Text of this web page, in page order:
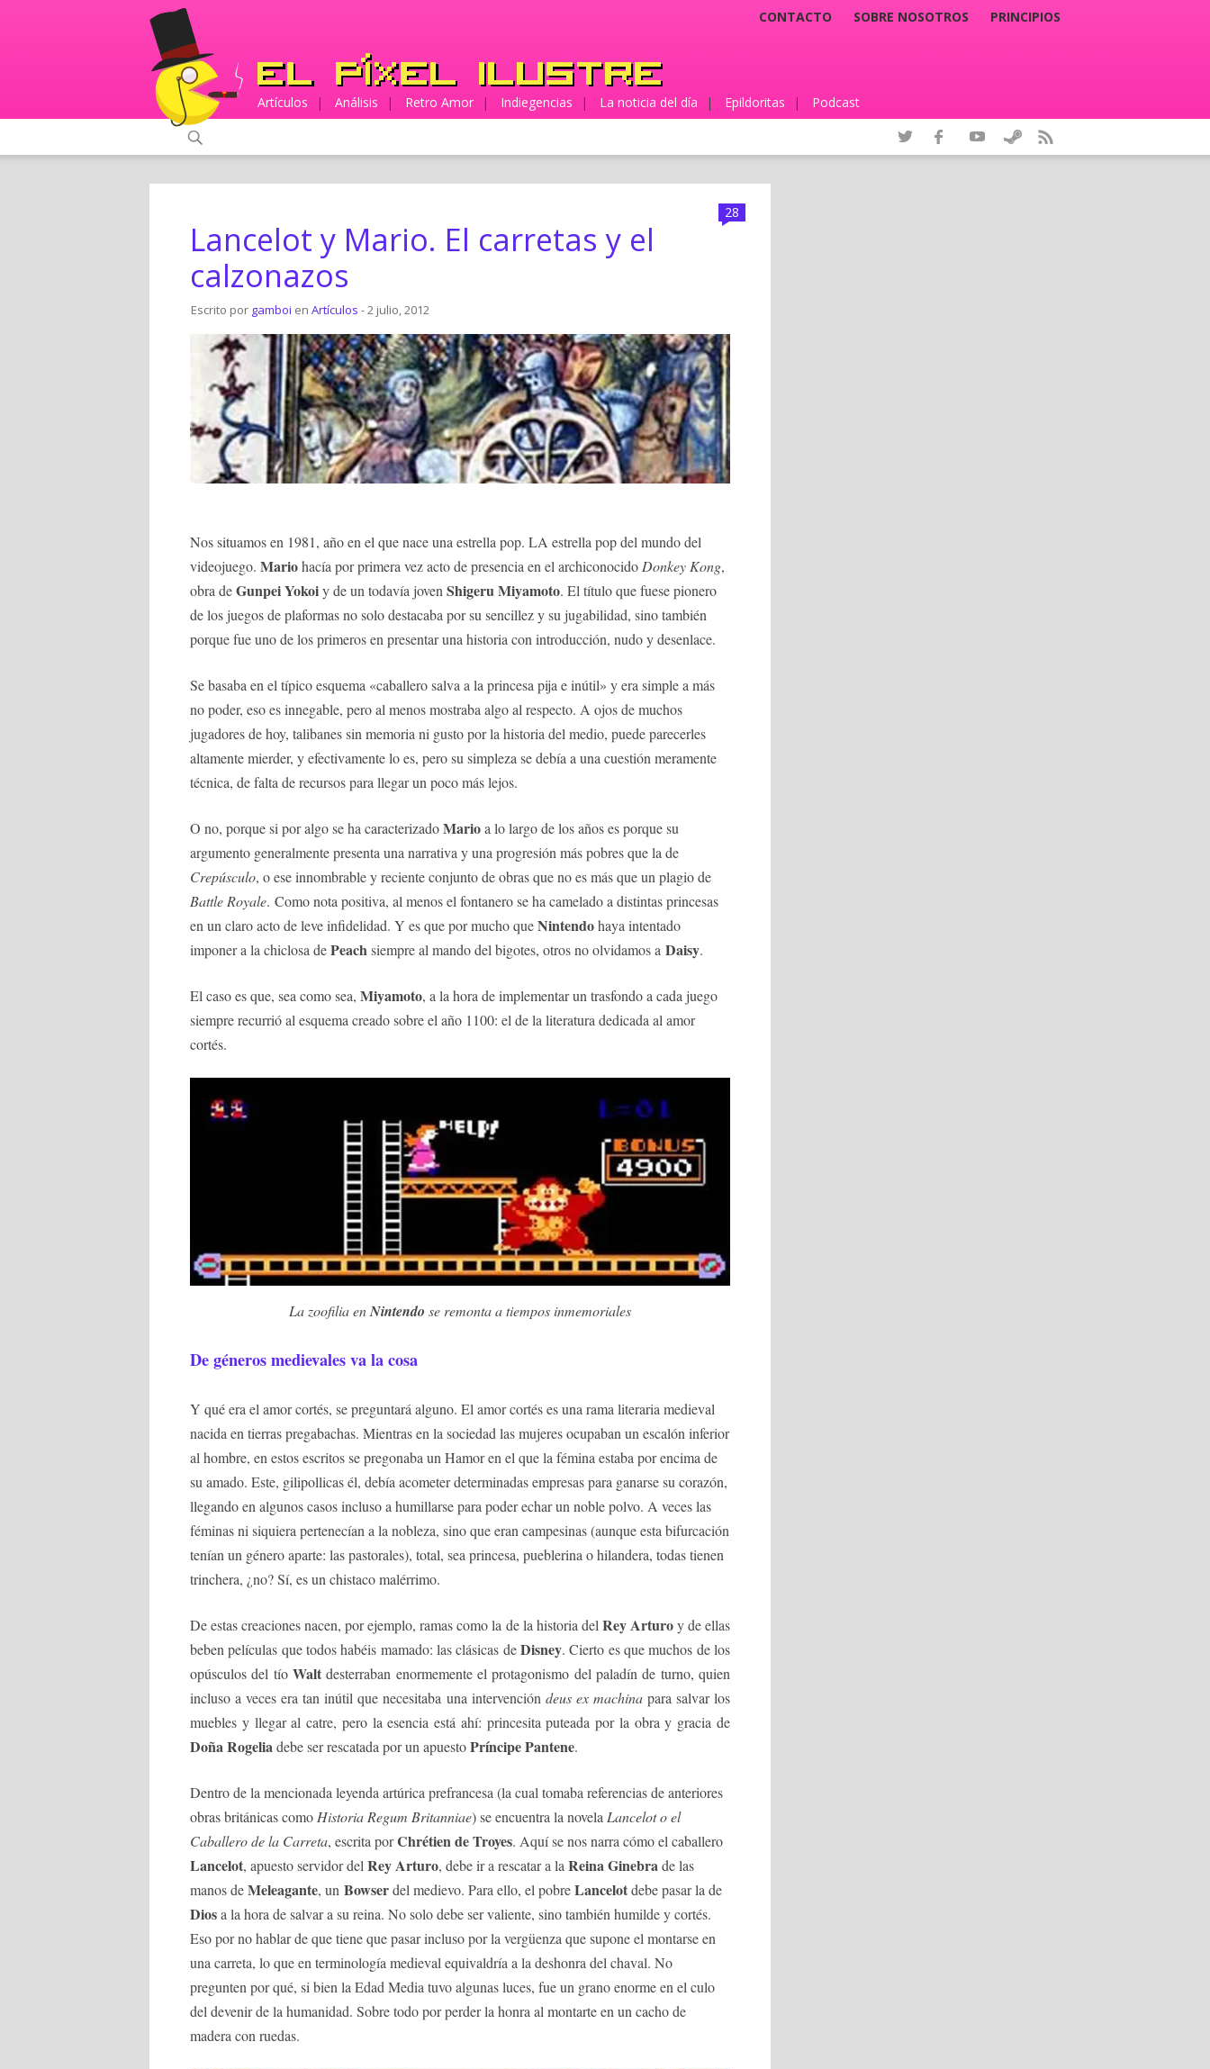
CONTACTO SOBRE NOSOTROS PRINCIPIOS
Artículos | Análisis | Retro Amor | Indiegencias | La noticia del día | Epildoritas | Podcast
28
Lancelot y Mario. El carretas y el
calzonazos
Escrito por gamboi en Artículos - 2 julio, 2012
Nos situamos en 1981, año en el que nace una estrella pop. LA estrella pop del mundo del
videojuego. Mariohacía por primera vez acto de presencia en el archiconocido Donkey Kong,
obra deGunpei Yokoiy de un todavía joven Shigeru Miyamoto. El título que fuese pionero
de los juegos de plaformas no solo destacaba por su sencillez y su jugabilidad, sino también
porque fue uno de los primeros en presentar una historia con introducción, nudo y desenlace.
Se basaba en el típico esquema «caballero salva a la princesa pija e inútil» y era simple a más
no poder, eso es innegable, pero al menos mostraba algo al respecto. A ojos de muchos
jugadores de hoy, talibanes sin memoria ni gusto por la historia del medio, puede parecerles
altamente mierder, y efectivamente lo es, pero su simpleza se debía a una cuestión meramente
técnica, de falta de recursos para llegar un poco más lejos.
O no, porque si por algo se ha caracterizadoMarioa lo largo de los años es porque su
argumento generalmente presenta una narrativa y una progresión más pobres que la de
Crepúsculo, o ese innombrable y reciente conjunto de obras que no es más que un plagio de
Battle Royale. Como nota positiva, al menos el fontanero se ha camelado a distintas princesas
en un claro acto de leve infidelidad. Y es que por mucho queNintendohaya intentado
imponer a la chiclosa dePeachsiempre al mando del bigotes, otros no olvidamos a Daisy.
El caso es que, sea como sea, Miyamoto, a la hora de implementar un trasfondo a cada juego
siempre recurrió al esquema creado sobre el año 1100: el de la literatura dedicada al amor
cortés.
La zoofilia enNintendo se remonta a tiempos inmemoriales
De géneros medievales va la cosa
Y qué era el amor cortés, se preguntará alguno. El amor cortés es una rama literaria medieval
nacida en tierras pregabachas. Mientras en la sociedad las mujeres ocupaban un escalón inferior
al hombre, en estos escritos se pregonaba un Hamor en el que la fémina estaba por encima de
su amado. Este, gilipollicas él, debía acometer determinadas empresas para ganarse su corazón,
llegando en algunos casos incluso a humillarse para poder echar un noble polvo. A veces las
féminas ni siquiera pertenecían a la nobleza, sino que eran campesinas (aunque esta bifurcación
tenían un género aparte: las pastorales), total, sea princesa, pueblerina o hilandera, todas tienen
trinchera, ¿no? Sí, es un chistaco malérrimo.
De estas creaciones nacen, por ejemplo, ramas como la de la historia del Rey Arturoy de ellas
beben películas que todos habéis mamado: las clásicas deDisney. Cierto es que muchos de los
opúsculos del tío Walt desterraban enormemente el protagonismo del paladín de turno, quien
incluso a veces era tan inútil que necesitaba una intervención deus ex machinapara salvar los
muebles y llegar al catre, pero la esencia está ahí: princesita puteada por la obra y gracia de
Doña Rogeliadebe ser rescatada por un apuestoPríncipe Pantene.
Dentro de la mencionada leyenda artúrica prefrancesa (la cual tomaba referencias de anteriores
obras británicas como Historia Regum Britanniae) se encuentra la novela Lancelot o el
Caballero de la Carreta, escrita porChrétien de Troyes. Aquí se nos narra cómo el caballero
Lancelot, apuesto servidor del Rey Arturo, debe ir a rescatar a la Reina Ginebrade las
manos deMeleagante, un Bowserdel medievo. Para ello, el pobreLancelotdebe pasar la de
Diosa la hora de salvar a su reina. No solo debe ser valiente, sino también humilde y cortés.
Eso por no hablar de que tiene que pasar incluso por la vergüenza que supone el montarse en
una carreta, lo que en terminología medieval equivaldría a la deshonra del chaval. No
pregunten por qué, si bien la Edad Media tuvo algunas luces, fue un grano enorme en el culo
del devenir de la humanidad. Sobre todo por perder la honra al montarte en un cacho de
madera con ruedas.